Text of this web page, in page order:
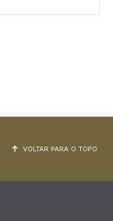
VOLTAR PARA O TOPO